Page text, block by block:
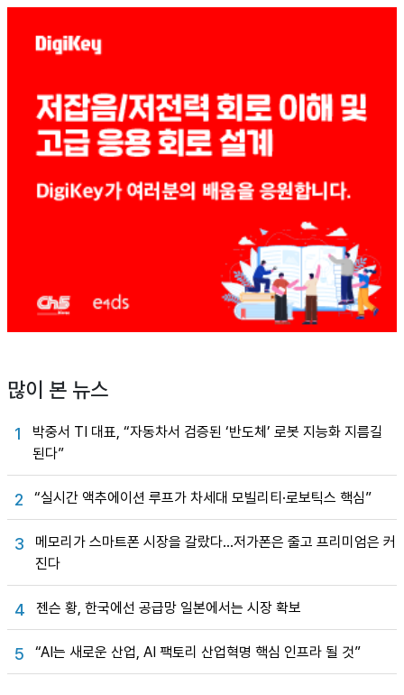
많이 본 뉴스
1
박중서 TI 대표, “자동차서 검증된 ‘반도체’ 로봇 지능화 지름길
된다”
2 “실시간 액추에이션 루프가 차세대 모빌리티·로보틱스 핵심”
3
메모리가 스마트폰 시장을 갈랐다…저가폰은 줄고 프리미엄은 커
진다
4 젠슨 황, 한국에선 공급망 일본에서는 시장 확보
5 “AI는 새로운 산업, AI 팩토리 산업혁명 핵심 인프라 될 것”